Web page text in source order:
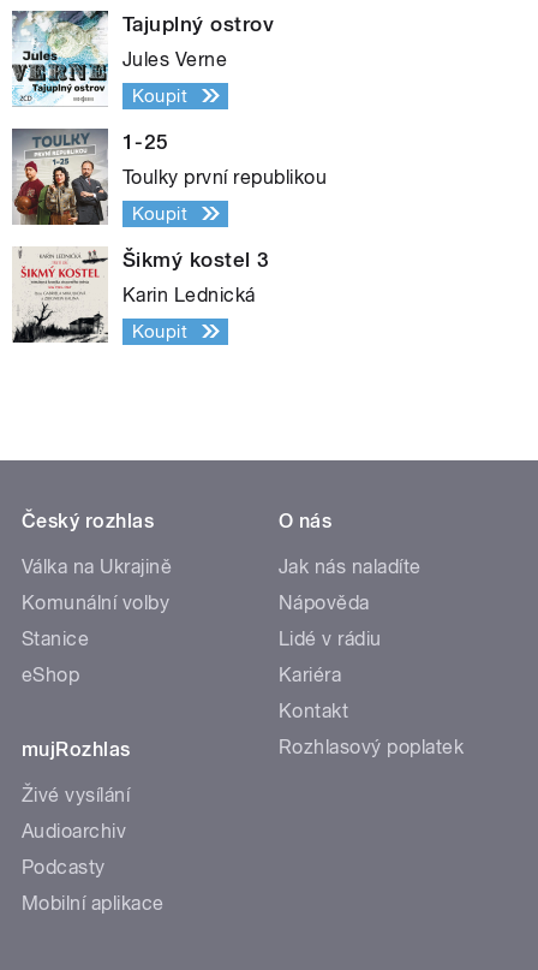
Tajuplný ostrov
Jules Verne
Koupit
1-25
Toulky první republikou
Koupit
Šikmý kostel 3
Karin Lednická
Koupit
Český rozhlas
Válka na Ukrajině
Komunální volby
Stanice
eShop
mujRozhlas
Živé vysílání
Audioarchiv
Podcasty
Mobilní aplikace
O nás
Jak nás naladíte
Nápověda
Lidé v rádiu
Kariéra
Kontakt
Rozhlasový poplatek